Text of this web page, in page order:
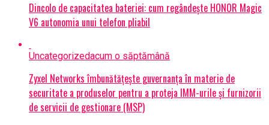
Dincolo de capacitatea bateriei: cum regândește HONOR Magic
V6 autonomia unui telefon pliabil
Uncategorizedacum o săptămână
Zyxel Networks îmbunătățește guvernanța în materie de
securitate a produselor pentru a proteja IMM-urile și furnizorii
de servicii de gestionare (MSP)